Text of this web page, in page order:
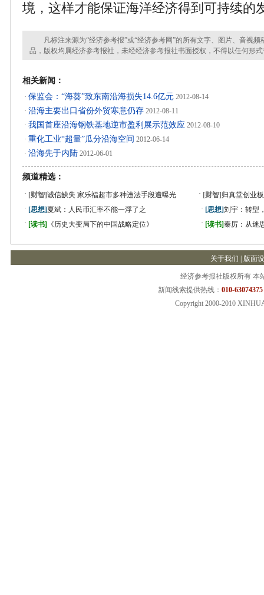
境，这样才能保证海洋经济得到可持续的
凡标注来源为“经济参考报”或“经济参考网”的所有文字、图片、音视频
品，版权均属经济参考报社，未经经济参考报社书面授权，不得以任何形
相关新闻：
· 保监会：“海葵”致东南沿海损失14.6亿元 2012-08-14
· 沿海主要出口省份外贸寒意仍存 2012-08-11
· 我国首座沿海钢铁基地逆市盈利展示范效应 2012-08-10
· 重化工业“超量”瓜分沿海空间 2012-06-14
· 沿海先于内陆 2012-06-01
频道精选：
· [财智]诚信缺失 家乐福超市多种违法手段遭曝光 · [财智] 归真堂创业
· [思想]夏斌：人民币汇率不能一浮了之 · [思想]刘宇：转型
· [读书] 《历史大变局下的中国战略定位》 · [读书]秦厉：从迷
关于我们 版面
经济参考报社版权所有 本
新闻线索提供热线： 010-
Copyright 2000-2010